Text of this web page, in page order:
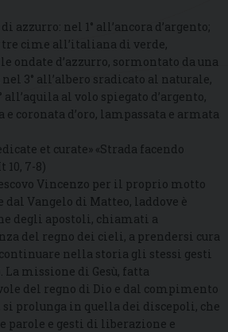
azzurro: nel 1° all’ancora d’argento;
tre cime all’italiana di verde,
ondate d’azzurro, sormontato da una
3° all’albero sradicato al naturale,
al volo spiegato d’argento,
coronata d’oro, lampassata e armata
et curate» «Strada facendo
10, 7-8)
Vincenzo per il proprio motto
dal Vangelo di Matteo, laddove è
degli apostoli, chiamati a
del regno dei cieli, a prendersi cura
nella storia gli stessi gesti
La missione di Gesù, fatta
del regno di Dio e dal compimento
prolunga in quella dei discepoli, che
parole e gesti di liberazione e